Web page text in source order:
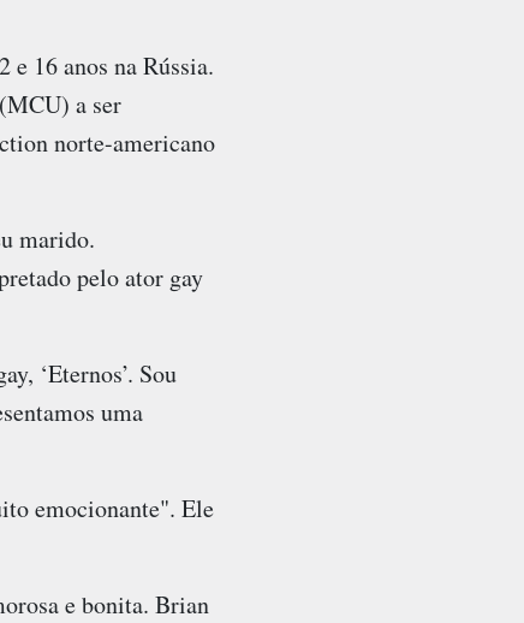
16 anos na Rússia.
a ser
norte-americano
marido.
pelo ator gay
‘Eternos’. Sou
uma
emocionante". Ele
e bonita. Brian